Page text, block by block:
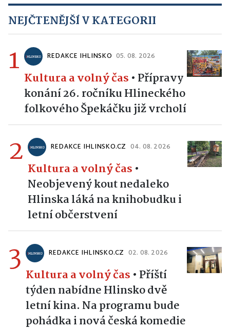
NEJČTENĚJŠÍ V KATEGORII
1 REDAKCE IHLINSKO 05. 08. 2026
Kultura a volný čas • Přípravy
konání 26. ročníku Hlineckého
folkového Špekáčku již vrcholí
2 REDAKCE IHLINSKO.CZ 04. 08. 2026
Kultura a volný čas •
Neobjevený kout nedaleko
Hlinska láká na knihobudku i
letní občerstvení
3 REDAKCE IHLINSKO.CZ 02. 08. 2026
Kultura a volný čas • Příští
týden nabídne Hlinsko dvě
letní kina. Na programu bude
pohádka i nová česká komedie